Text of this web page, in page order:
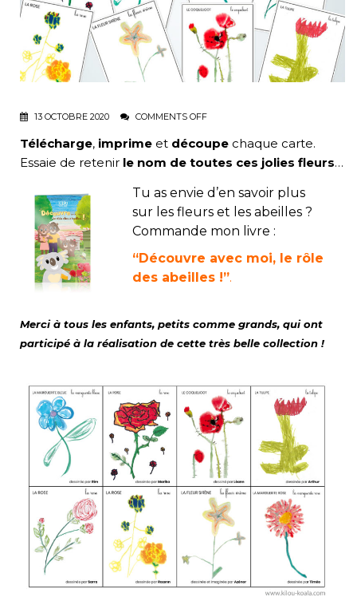
13 OCTOBRE 2020 COMMENTS OFF
Télécharge, imprime et découpe chaque carte.
Essaie de retenir le nom de toutes ces jolies fleurs…
Tu as envie d’en savoir plus
sur les fleurs et les abeilles ?
Commande mon livre :
“Découvre avec moi, le rôle
des abeilles !”.
Merci à tous les enfants, petits comme grands, qui ont
participé à la réalisation de cette très belle collection !